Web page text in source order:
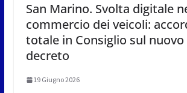
San Marino. Svolta digitale
commercio dei veicoli:
totale in Consiglio sul nuovo
decreto
19 Giugno 2026